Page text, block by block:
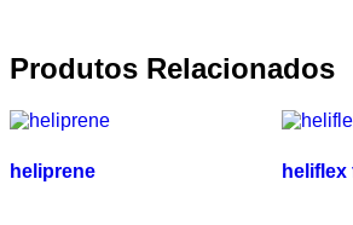
Produtos Relacionados
heliprene heliflex